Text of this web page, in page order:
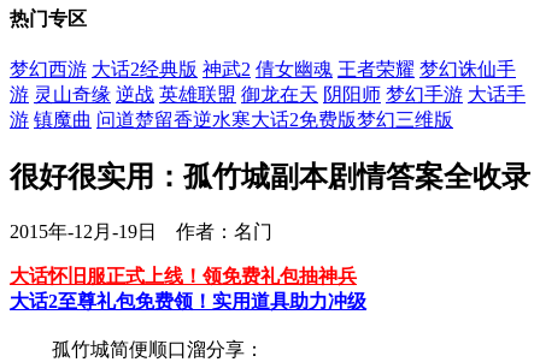
热门专区
梦幻西游 大话2经典版 神武2 倩女幽魂 王者荣耀 梦幻诛仙手
游 灵山奇缘 逆战 英雄联盟 御龙在天 阴阳师 梦幻手游 大话手
游 镇魔曲 问道楚留香逆水寒大话2免费版梦幻三维版
很好很实用：孤竹城副本剧情答案全收录
2015年-12月-19日 作者：名门
大话怀旧服正式上线！领免费礼包抽神兵
大话2至尊礼包免费领！实用道具助力冲级
孤竹城简便顺口溜分享：